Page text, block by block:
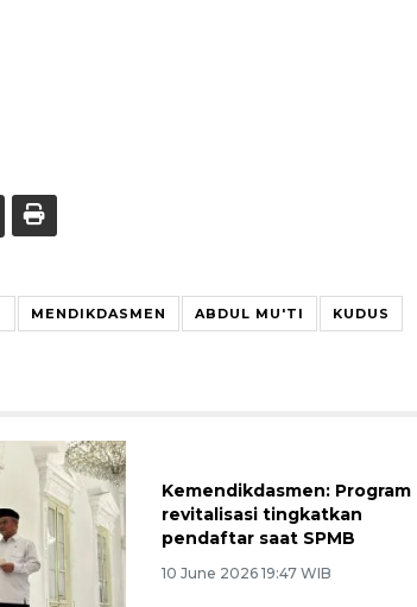
MENDIKDASMEN ABDUL MU'TI KUDUS